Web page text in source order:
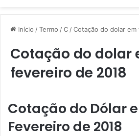
Início /Termo /C /Cotação do dolar
Cotação do dolar
fevereiro de 2018​
Cotação do Dólar
Fevereiro de 2018